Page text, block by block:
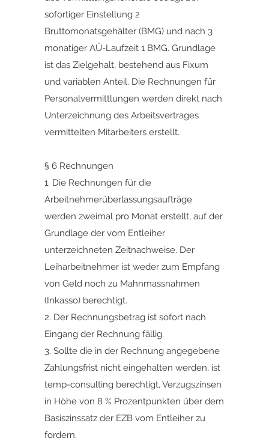
sofortiger Einstellung 2
Bruttomonatsgehälter (BMG) und nach 3
monatiger AÜ-Laufzeit 1 BMG. Grundlage
ist das Zielgehalt, bestehend aus Fixum
und variablen Anteil. Die Rechnungen für
Personalvermittlungen werden direkt nach
Unterzeichnung des Arbeitsvertrages
vermittelten Mitarbeiters erstellt.
§ 6 Rechnungen
1. Die Rechnungen für die
Arbeitnehmerüberlassungsaufträge
werden zweimal pro Monat erstellt, auf der
Grundlage der vom Entleiher
unterzeichneten Zeitnachweise. Der
Leiharbeitnehmer ist weder zum Empfang
von Geld noch zu Mahnmassnahmen
(Inkasso) berechtigt.
2. Der Rechnungsbetrag ist sofort nach
Eingang der Rechnung fällig.
3. Sollte die in der Rechnung angegebene
Zahlungsfrist nicht eingehalten werden, ist
temp-consulting berechtigt, Verzugszinsen
in Höhe von 8 % Prozentpunkten über dem
Basiszinssatz der EZB vom Entleiher zu
fordern.